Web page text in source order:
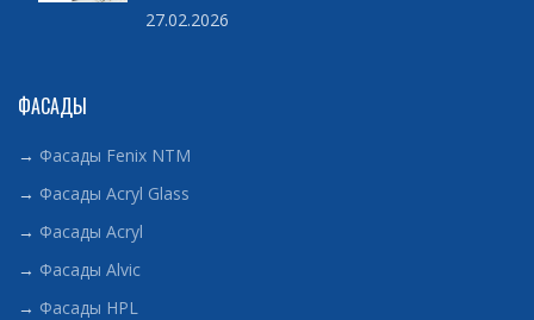
27.02.2026
ФАСАДЫ
→ Фасады Fenix NTM
→ Фасады Acryl Glass
→ Фасады Acryl
→ Фасады Alvic
→ Фасады HPL